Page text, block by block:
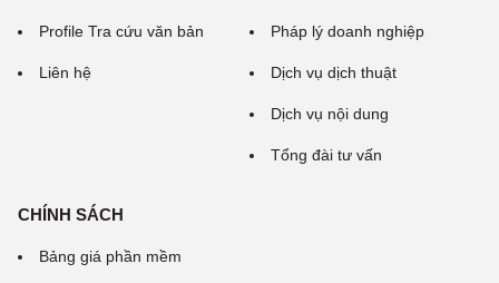
Profile Tra cứu văn bản
Liên hệ
Pháp lý doanh nghiệp
Dịch vụ dịch thuật
Dịch vụ nội dung
Tổng đài tư vấn
CHÍNH SÁCH
Bảng giá phần mềm